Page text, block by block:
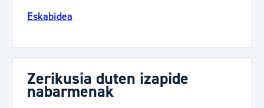
Eskabidea
Zerikusia duten izapide
nabarmenak